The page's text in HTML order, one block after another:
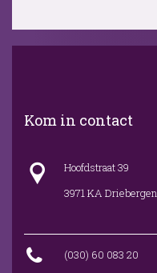
Kom in contact
Hoofdstraat 39
3971 KA Driebergen
(030) 60 083 20